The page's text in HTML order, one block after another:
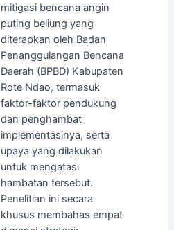
mitigasi bencana angin
puting beliung yang
diterapkan oleh Badan
Penanggulangan Bencana
Daerah (BPBD) Kabupaten
Rote Ndao, termasuk
faktor-faktor pendukung
dan penghambat
implementasinya, serta
upaya yang dilakukan
untuk mengatasi
hambatan tersebut.
Penelitian ini secara
khusus membahas empat